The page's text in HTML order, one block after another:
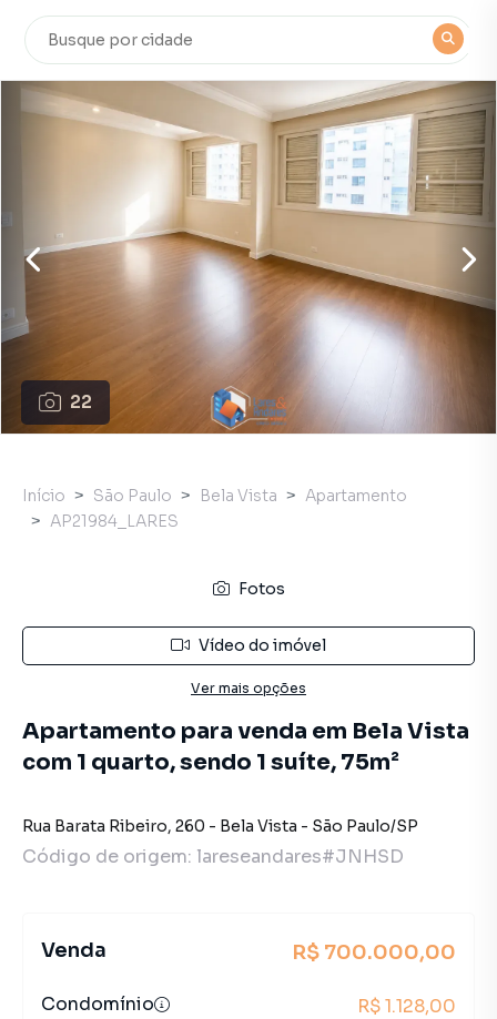
22
Início São Paulo Bela Vista
Apartamento
AP21984_LARES
Fotos
Vídeo do imóvel
Ver mais opções
Apartamento para venda em Bela Vista
com 1 quarto, sendo 1 suíte, 75m²
Rua Barata Ribeiro, 260 - Bela Vista - São Paulo/SP
Código de origem: lareseandares#JNHSD
Venda R$ 700.000,00
Condomínio R$ 1.128,00